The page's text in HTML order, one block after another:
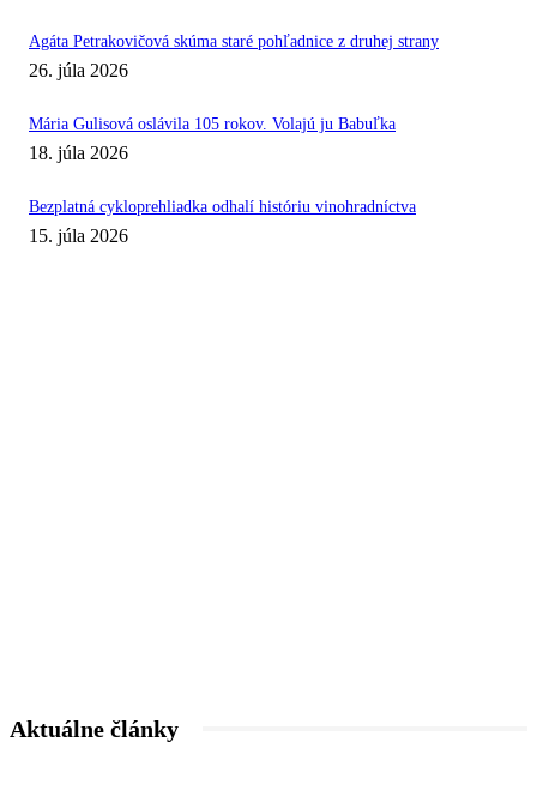
Agáta Petrakovičová skúma staré pohľadnice z druhej strany
26. júla 2026
Mária Gulisová oslávila 105 rokov. Volajú ju Babuľka
18. júla 2026
Bezplatná cykloprehliadka odhalí históriu vinohradníctva
15. júla 2026
Aktuálne články